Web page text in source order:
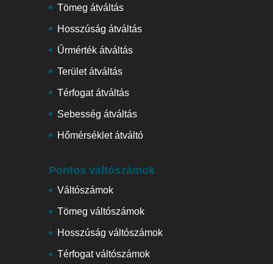
Tömeg átváltás
Hosszúság átváltás
Űrmérték átváltás
Terület átváltás
Térfogat átváltás
Sebesség átváltás
Hőmérséklet átváltó
Pontos váltószámok
Váltószámok
Tömeg váltószámok
Hosszúság váltószámok
Térfogat váltószámok